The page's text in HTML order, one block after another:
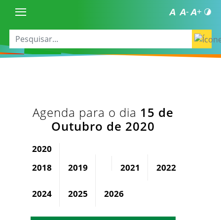
Agenda para o dia 15 de
Outubro de 2020
2020
2018
2019 2021 2022
2024 2025 2026